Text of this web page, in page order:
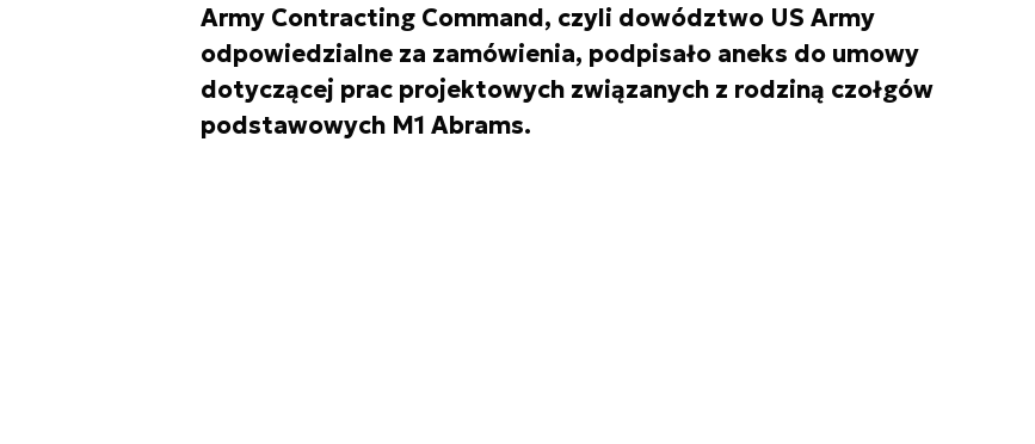
Army Contracting Command, czyli dowództwo US Army
odpowiedzialne za zamówienia, podpisało aneks do umowy
dotyczącej prac projektowych związanych z rodziną czołgów
podstawowych M1 Abrams.